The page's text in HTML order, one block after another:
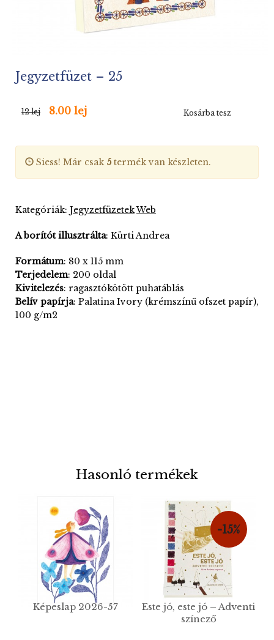
Jegyzetfüzet – 25
12 lej 8.00 lej Kosárba tesz
Siess! Már csak 5 termék van készleten.
Kategóriák: JegyzetfüzetekWeb
A borítót illusztrálta: Kürti Andrea
Formátum: 80 x 115 mm
Terjedelem: 200 oldal
Kivitelezés: ragasztókötött puhatáblás
Belív papírja: Palatina Ivory (krémszínű ofszet papír),
100 g/m2
Hasonló termékek
Képeslap 2026-57
-15%
Este jó, este jó – Adventi
színező